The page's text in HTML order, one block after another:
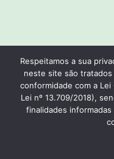
Respeitamos a sua
neste site são
conformidade com a Lei
Lei nº 13.709/2018),
finalidades